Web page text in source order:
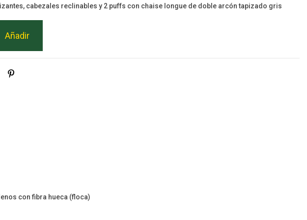
cabezales reclinables y 2 puffs con chaise longue de doble arcón tapizado gris
Añadir
con fibra hueca (floca)